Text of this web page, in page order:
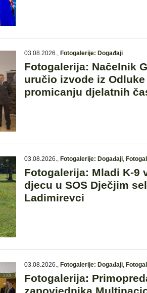
03.08.2026., Fotogalerije: Događaji
Fotogalerija: Načelnik
uručio izvode iz
promicanju djelatnih
03.08.2026., Fotogalerije: Događaji,
Fotogalerija: Mladi K-9
djecu u SOS Dječjim
Ladimirevci
03.08.2026., Fotogalerije: Događaji,
Fotogalerija: